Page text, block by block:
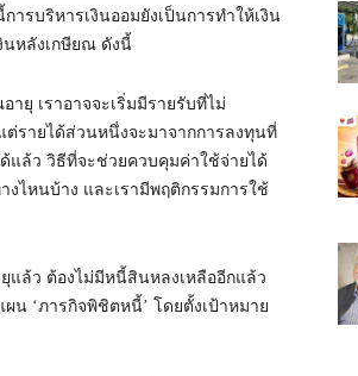
รบริหารเงินออมยังเป็นการทำให้เงิน
นหลังเกษียณ ดังนี้
ายุ เราอาจจะเริ่มมีรายรับที่ไม่
ต่รายได้ส่วนหนึ่งจะมาจากการลงทุนที่
แล้ว วิธีที่จะช่วยควบคุมค่าใช้จ่ายได้
งไหนบ้าง และเรามีพฤติกรรมการใช้
แล้ว ต้องไม่มีหนี้สินหลงเหลืออีกแล้ว
‘ภารกิจพิชิตหนี้’ โดยตั้งเป้าหมาย